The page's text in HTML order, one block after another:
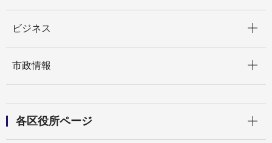
ビジネス
市政情報
各区役所ページ